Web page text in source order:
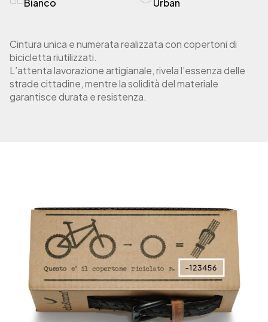
t
e
d
a
c
i
t
Bianco Urban
Cintura unica e numerata realizzata con copertoni di
bicicletta riutilizzati.
L’attenta lavorazione artigianale, rivela l’essenza delle
strade cittadine, mentre la solidità del materiale
garantisce durata e resistenza.